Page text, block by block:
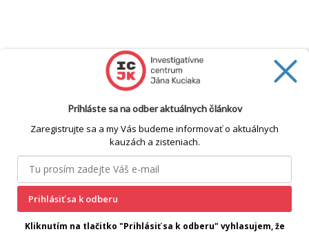
cookie
Prihláste sa na odber aktuálnych článkov
Zaregistrujte sa a my Vás budeme informovať o aktuálnych
kauzách a zisteniach.
Prihlásiť sa k odberu
Kliknutím na tlačitko "Prihlásiť sa k odberu" vyhlasujem, že